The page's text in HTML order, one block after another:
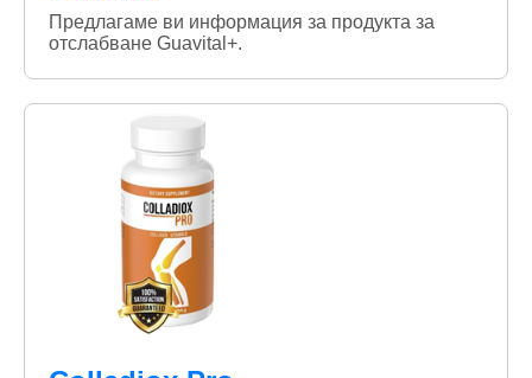
Предлагаме ви информация за продукта за
отслабване Guavital+.